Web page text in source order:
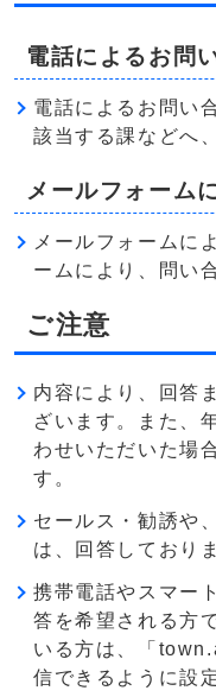
電話によるお問
電話によるお問い
該当する課などへ
メールフォーム
メールフォームに
ームにより、問い
ご注意
内容により、回答
ざいます。また、
わせいただいた場
す。
セールス・勧誘や
は、回答しており
携帯電話やスマー
答を希望される方
いる方は、「
信できるように設